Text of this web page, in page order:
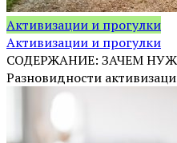
Активизации и прогулки
Активизации и прогулки
СОДЕРЖАНИЕ: ЗАЧЕМ
Разновидности